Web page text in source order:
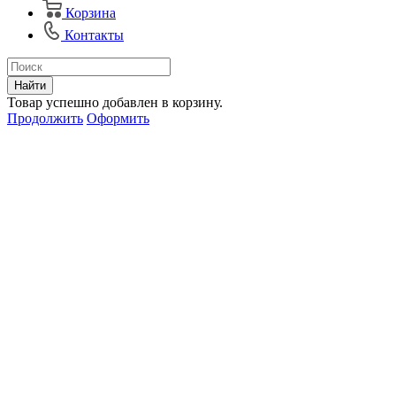
Корзина
Контакты
Найти
Товар успешно добавлен в корзину.
Продолжить Оформить